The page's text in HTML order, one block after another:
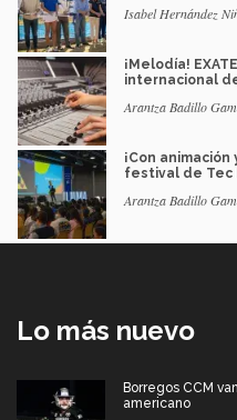
Isabel Hernández
¡Melodía!
internacional
Arantza Badillo
¡Con
festival de Tec
Arantza Badillo
Lo más nuevo
Borregos CCM
americano